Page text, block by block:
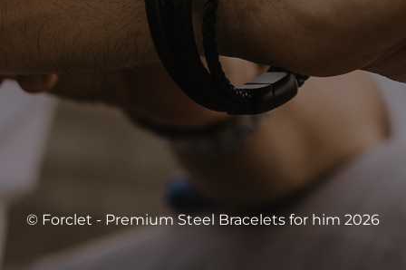
© Forclet - Premium Steel Bracelets for him 2026